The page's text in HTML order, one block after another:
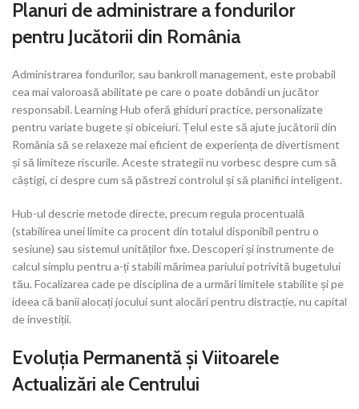
Planuri de administrare a fondurilor
pentru Jucătorii din România
Administrarea fondurilor, sau bankroll management, este probabil
cea mai valoroasă abilitate pe care o poate dobândi un jucător
responsabil. Learning Hub oferă ghiduri practice, personalizate
pentru variate bugete și obiceiuri. Țelul este să ajute jucătorii din
România să se relaxeze mai eficient de experiența de divertisment
și să limiteze riscurile. Aceste strategii nu vorbesc despre cum să
câștigi, ci despre cum să păstrezi controlul și să planifici inteligent.
Hub-ul descrie metode directe, precum regula procentuală
(stabilirea unei limite ca procent din totalul disponibil pentru o
sesiune) sau sistemul unităților fixe. Descoperi și instrumente de
calcul simplu pentru a-ți stabili mărimea pariului potrivită bugetului
tău. Focalizarea cade pe disciplina de a urmări limitele stabilite și pe
ideea că banii alocați jocului sunt alocări pentru distracție, nu capital
de investiții.
Evoluția Permanentă și Viitoarele
Actualizări ale Centrului